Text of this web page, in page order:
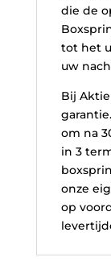
die de
tot het
uw
Bij
om na
in 3
onze
op